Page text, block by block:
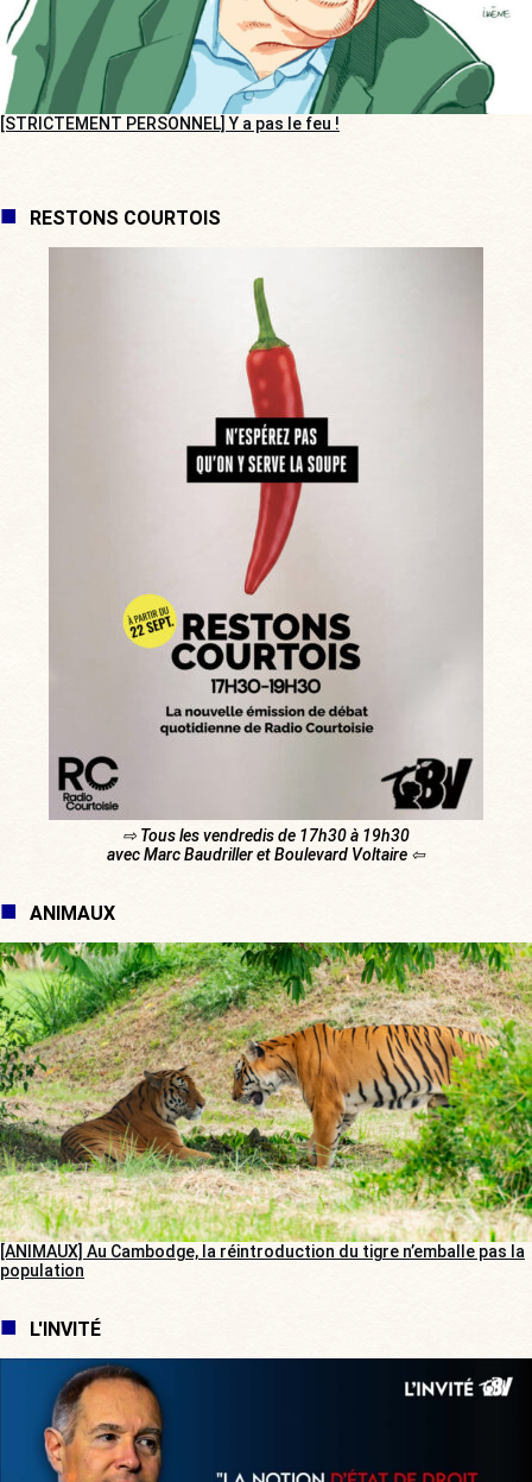
[STRICTEMENT PERSONNEL] Y a pas le feu !
RESTONS COURTOIS
⇨ Tous les vendredis de 17h30 à 19h30
avec Marc Baudriller et Boulevard Voltaire ⇦
ANIMAUX
[ANIMAUX] Au Cambodge, la réintroduction du tigre n’emballe pas la
population
L'INVITÉ